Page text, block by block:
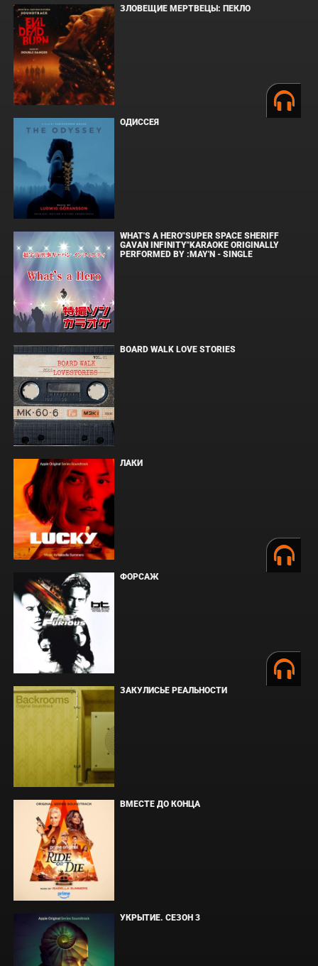
ЗЛОВЕЩИЕ МЕРТВЕЦЫ: ПЕКЛО
ОДИССЕЯ
WHAT'S A HERO"SUPER SPACE SHERIFF
GAVAN INFINITY"KARAOKE ORIGINALLY
PERFORMED BY :MAY'N - SINGLE
BOARD WALK LOVE STORIES
ЛАКИ
ФОРСАЖ
ЗАКУЛИСЬЕ РЕАЛЬНОСТИ
ВМЕСТЕ ДО КОНЦА
УКРЫТИЕ. СЕЗОН 3